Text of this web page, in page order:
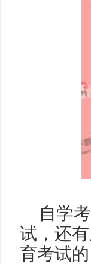
自学
试，还
育考试